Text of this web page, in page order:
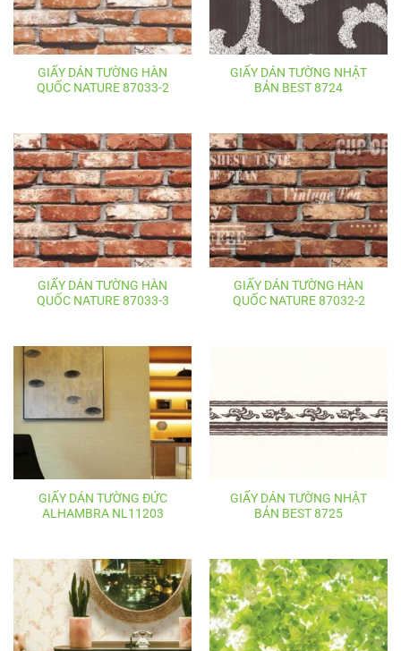
GIẤY DÁN TƯỜNG HÀN
QUỐC NATURE 87033-2
GIẤY DÁN TƯỜNG NHẬT
BẢN BEST 8724
GIẤY DÁN TƯỜNG HÀN
QUỐC NATURE 87033-3
GIẤY DÁN TƯỜNG HÀN
QUỐC NATURE 87032-2
GIẤY DÁN TƯỜNG ĐỨC
ALHAMBRA NL11203
GIẤY DÁN TƯỜNG NHẬT
BẢN BEST 8725